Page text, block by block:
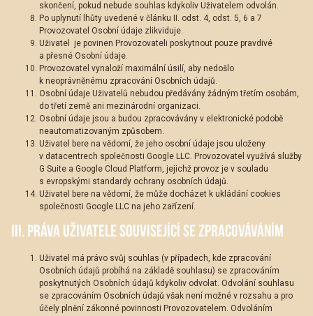
skončení, pokud nebude souhlas kdykoliv Uživatelem odvolán.
Po uplynutí lhůty uvedené v článku II. odst. 4, odst. 5, 6 a 7
Provozovatel Osobní údaje zlikviduje.
Uživatel je povinen Provozovateli poskytnout pouze pravdivé
a přesné Osobní údaje.
Provozovatel vynaloží maximální úsilí, aby nedošlo
k neoprávněnému zpracování Osobních údajů.
Osobní údaje Uživatelů nebudou předávány žádným třetím osobám,
do třetí země ani mezinárodní organizaci.
Osobní údaje jsou a budou zpracovávány v elektronické podobě
neautomatizovaným způsobem.
Uživatel bere na vědomí, že jeho osobní údaje jsou uloženy
v datacentrech společnosti Google LLC. Provozovatel využívá služby
G Suite a Google Cloud Platform, jejichž provoz je v souladu
s evropskými standardy ochrany osobních údajů.
Uživatel bere na vědomí, že může docházet k ukládání cookies
společnosti Google LLC na jeho zařízení.
III. PRÁVA UŽIVATELE SOUVISEJÍCÍ SE ZPRACOVÁVÁNÍM
Uživatel má právo svůj souhlas (v případech, kde zpracování
Osobních údajů probíhá na základě souhlasu) se zpracováním
poskytnutých Osobních údajů kdykoliv odvolat. Odvolání souhlasu
se zpracováním Osobních údajů však není možné v rozsahu a pro
účely plnění zákonné povinnosti Provozovatelem. Odvoláním